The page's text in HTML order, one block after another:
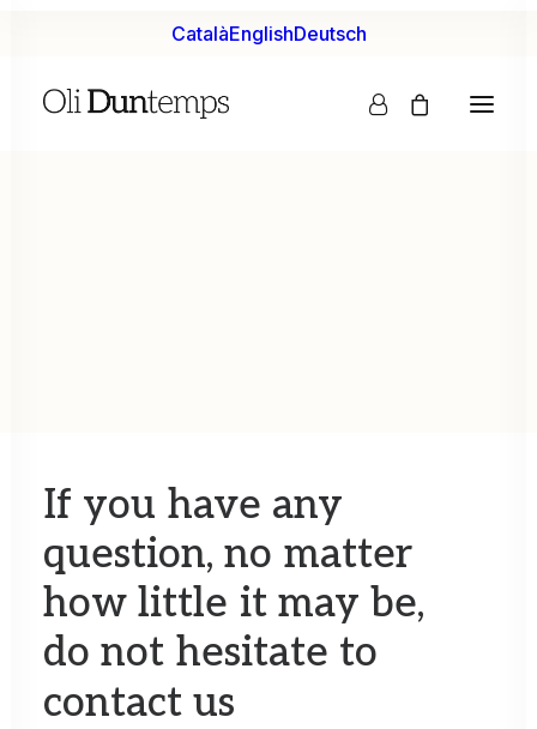
CatalàEnglishDeutsch
If you have any
question, no matter
how little it may be,
do not hesitate to
contact us